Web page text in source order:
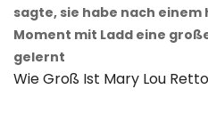
sagte, sie habe nach
Moment mit Ladd eine
gelernt
Wie Groß Ist Mary Lou